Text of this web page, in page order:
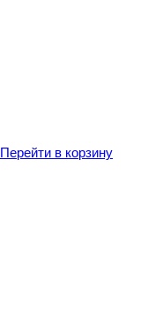
Перейти в корзину